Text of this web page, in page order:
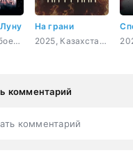
1998, США, боевик, триллер, драма, история
На грани
2025, Казахстан, триллер, драма
комментарий
комментарий